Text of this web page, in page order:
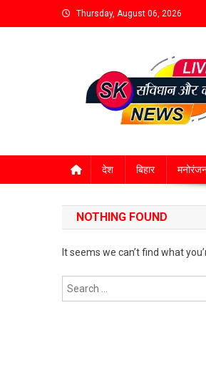
Thursday, August 06, 2026
देश बिहार
NOTHING FOUND
It seems we can’t find what